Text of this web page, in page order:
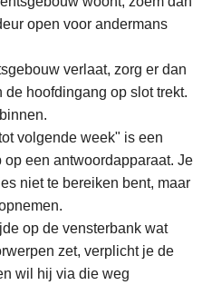
open voor andermans
verlaat, zorg er dan
de hoofdingang op slot trekt.
volgende week" is een
een antwoordapparaat. Je
niet te bereiken bent, maar
op de vensterbank wat
zet, verplicht je de
wil hij via die weg